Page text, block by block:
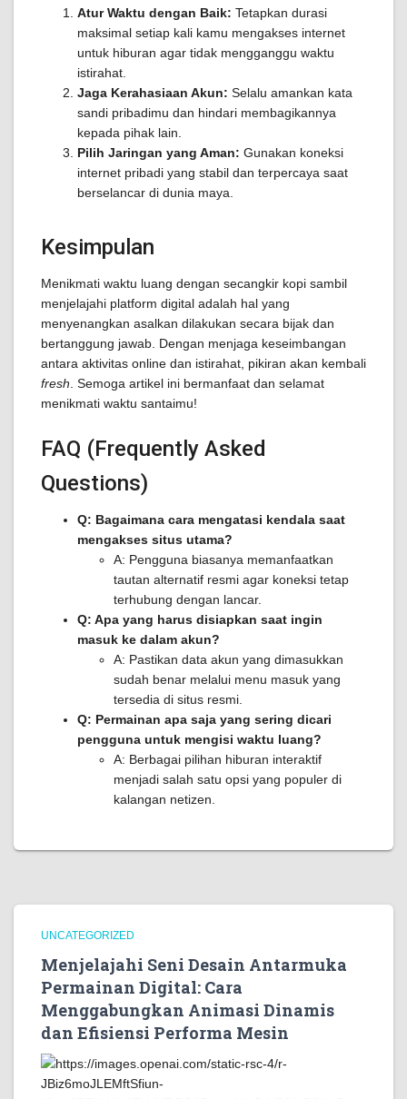
Atur Waktu dengan Baik: Tetapkan durasi
maksimal setiap kali kamu mengakses internet
untuk hiburan agar tidak mengganggu waktu
istirahat.
Jaga Kerahasiaan Akun: Selalu amankan kata
sandi pribadimu dan hindari membagikannya
kepada pihak lain.
Pilih Jaringan yang Aman: Gunakan koneksi
internet pribadi yang stabil dan terpercaya saat
berselancar di dunia maya.
Kesimpulan
Menikmati waktu luang dengan secangkir kopi sambil
menjelajahi platform digital adalah hal yang
menyenangkan asalkan dilakukan secara bijak dan
bertanggung jawab. Dengan menjaga keseimbangan
antara aktivitas online dan istirahat, pikiran akan kembali
fresh . Semoga artikel ini bermanfaat dan selamat
menikmati waktu santaimu!
FAQ (Frequently Asked
Questions)
Q: Bagaimana cara mengatasi kendala saat
mengakses situs utama?
A: Pengguna biasanya memanfaatkan
tautan alternatif resmi agar koneksi tetap
terhubung dengan lancar.
Q: Apa yang harus disiapkan saat ingin
masuk ke dalam akun?
A: Pastikan data akun yang dimasukkan
sudah benar melalui menu masuk yang
tersedia di situs resmi.
Q: Permainan apa saja yang sering dicari
pengguna untuk mengisi waktu luang?
A: Berbagai pilihan hiburan interaktif
menjadi salah satu opsi yang populer di
kalangan netizen.
UNCATEGORIZED
Menjelajahi Seni Desain Antarmuka
Permainan Digital: Cara
Menggabungkan Animasi Dinamis
dan Efisiensi Performa Mesin